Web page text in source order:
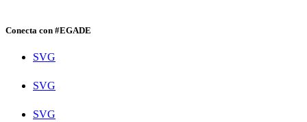
Conecta con #EGADE
SVG
SVG
SVG